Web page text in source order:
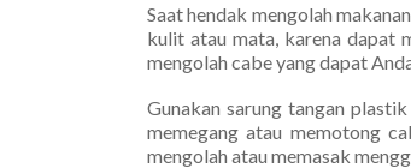
Saat hendak mengolah
kulit atau mata, karena dapat
mengolah cabe yang dapat
Gunakan sarung tangan
memegang atau memotong
mengolah atau memasak